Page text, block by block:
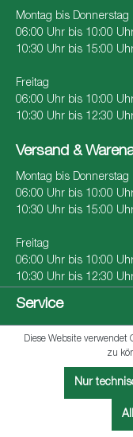
Montag bis Donnerstag
06:00 Uhr bis 10:00
10:30 Uhr bis 15:00
Freitag
06:00 Uhr bis 10:00
10:30 Uhr bis 12:30
Versand &
Montag bis Donnerstag
06:00 Uhr bis 10:00
10:30 Uhr bis 15:00
Freitag
06:00 Uhr bis 10:00
10:30 Uhr bis 12:30
Service
Diese Website
zu
Nur